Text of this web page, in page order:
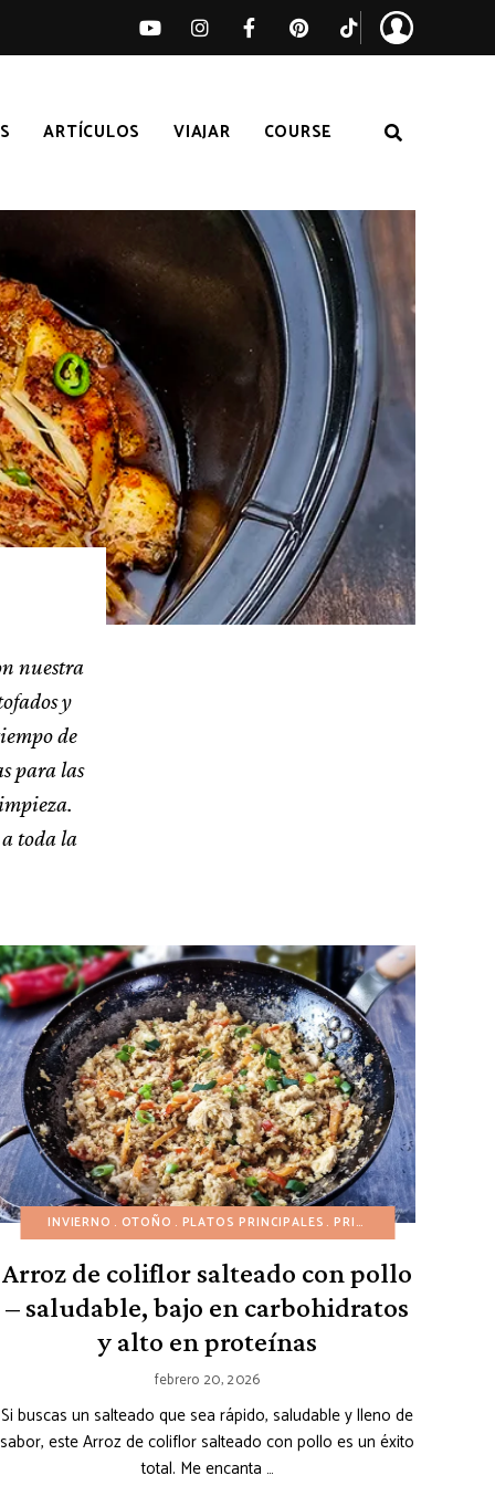
ARTÍCULOS VIAJAR COURSE
nuestra
y
de
para las
toda la
RECETAS SALUDABLES SIN AZÚCAR REFINADA
RECETAS ECONÓMICAS RECETAS EN 30 MINUTOS RECETAS
INVIERNO OTOÑO PLATOS PRINCIPALES PRIMAVERA
Arroz de coliflor salteado con pollo
– saludable, bajo en carbohidratos
y alto en proteínas
febrero 20, 2026
Si buscas un salteado que sea rápido, saludable y lleno de
sabor, este Arroz de coliflor salteado con pollo es un éxito
total. Me encanta …